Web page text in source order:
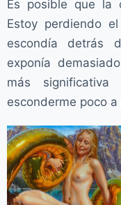
Es posible que la
Estoy perdiendo
escondía detrás
exponía
más
esconderme poco a